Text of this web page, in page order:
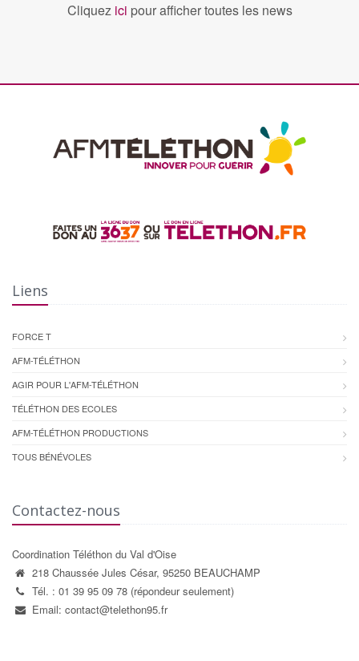
Cliquez ici pour afficher toutes les news
Liens
FORCE T
AFM-TÉLÉTHON
AGIR POUR L'AFM-TÉLÉTHON
TÉLÉTHON DES ECOLES
AFM-TÉLÉTHON PRODUCTIONS
TOUS BÉNÉVOLES
Contactez-nous
Coordination Téléthon du Val d'Oise
218 Chaussée Jules César, 95250 BEAUCHAMP
Tél. : 01 39 95 09 78 (répondeur seulement)
Email: contact@telethon95.fr